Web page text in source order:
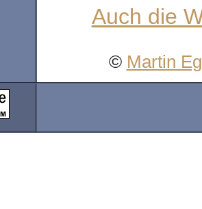
Auch die
© Martin